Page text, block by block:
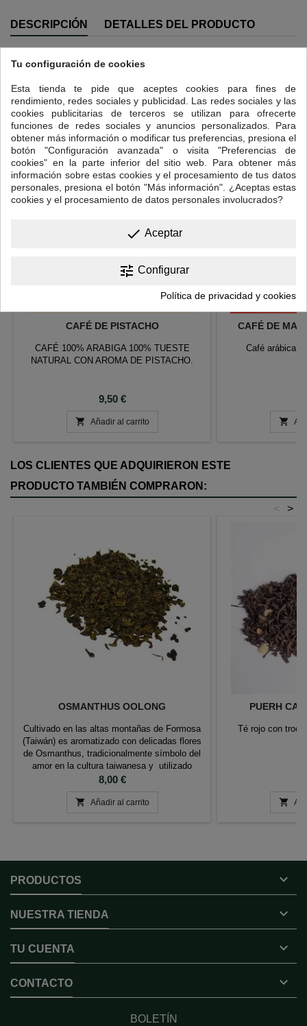
DESCRIPCIÓN DETALLES DEL PRODUCTO
7 OTROS PRODUCTOS EN LA MISMA CATEGORÍA:
>
<
CAFÉ DE PISTACHO
CAFÉ 100% ARABIGA 100% TUESTE
NATURAL CON AROMA DE PISTACHO.
Precio
9,50 €
 Añadir al carrito
CAFÉ DE
Café arábica

LOS CLIENTES QUE ADQUIRIERON ESTE
PRODUCTO TAMBIÉN COMPRARON:
>
<
OSMANTHUS OOLONG
Cultivado en las altas montañas de Formosa
(Taiwán) es aromatizado con delicadas flores
de Osmanthus, tradicionalmente símbolo del
amor en la cultura taiwanesa y utilizado
frecuentemente en las ceremonias de boda.
Precio
8,00 €
 Añadir al carrito
PUERH
Té rojo con

PRODUCTOS 
NUESTRA TIENDA 
TU CUENTA 
CONTACTO 
BOLETÍN
Tu configuración de cookies
Esta tienda te pide que aceptes cookies para fines de
rendimiento, redes sociales y publicidad. Las redes sociales y las
cookies publicitarias de terceros se utilizan para ofrecerte
funciones de redes sociales y anuncios personalizados. Para
obtener más información o modificar tus preferencias, presiona el
botón "Configuración avanzada" o visita "Preferencias de
cookies" en la parte inferior del sitio web. Para obtener más
información sobre estas cookies y el procesamiento de tus datos
personales, presiona el botón "Más información". ¿Aceptas estas
cookies y el procesamiento de datos personales involucrados?
done Aceptar
tune Configurar
Política de privacidad y cookies